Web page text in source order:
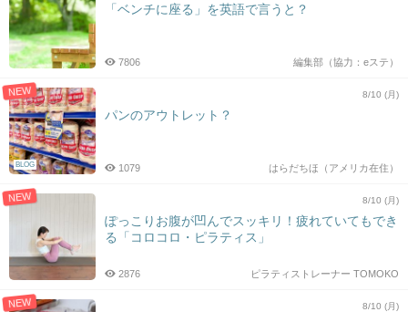
「ベンチに座る」を英語で言うと？
編集部（協力：eステ）
7806
NEW
BLOG
8/10 (月)
パンのアウトレット？
はらだちほ（アメリカ在住）
1079
NEW 8/10 (月)
ぽっこりお腹が凹んでスッキリ！疲れていてもでき
る「コロコロ・ピラティス」
ピラティストレーナー TOMOKO
2876
NEW 8/10 (月)